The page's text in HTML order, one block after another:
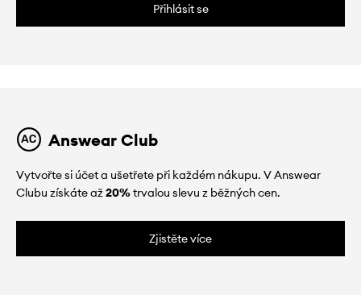
Přihlásit se
Answear Club
Vytvořte si účet a ušetřete při každém nákupu. V Answear
Clubu získáte až20%trvalou slevu z běžných cen.
Zjistěte více